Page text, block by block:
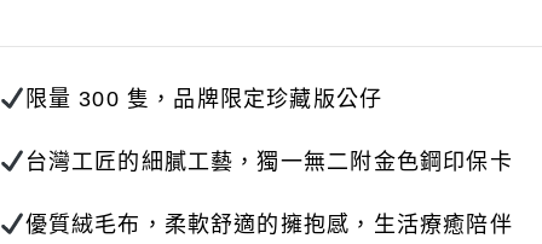
限量300 隻，品牌限定珍藏版公仔
台灣工匠的細膩工藝，獨一無二附金色鋼印保卡
優質絨毛布，柔軟舒適的擁抱感，生活療癒陪伴